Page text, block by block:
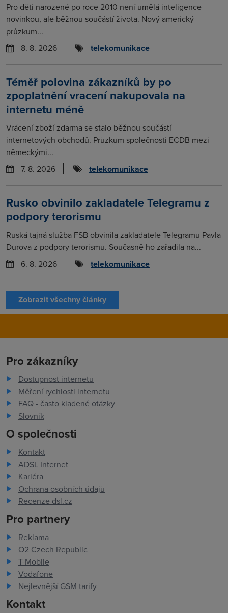
Pro děti narozené po roce 2010 není umělá inteligence
novinkou, ale běžnou součástí života. Nový americký
průzkum...
8. 8. 2026
telekomunikace
Téměř polovina zákazníků by po
zpoplatnění vracení nakupovala na
internetu méně
Vrácení zboží zdarma se stalo běžnou součástí
internetových obchodů. Průzkum společnosti ECDB mezi
německými...
7. 8. 2026
telekomunikace
Rusko obvinilo zakladatele Telegramu z
podpory terorismu
Ruská tajná služba FSB obvinila zakladatele Telegramu Pavla
Durova z podpory terorismu. Současně ho zařadila na...
6. 8. 2026
telekomunikace
Zobrazit všechny články
Pro zákazníky
Dostupnost internetu
Měření rychlosti internetu
FAQ - často kladené otázky
Slovník
O společnosti
Kontakt
ADSL Internet
Kariéra
Ochrana osobních údajů
Recenze dsl.cz
Pro partnery
Reklama
O2 Czech Republic
T-Mobile
Vodafone
Nejlevnější GSM tarify
Kontakt